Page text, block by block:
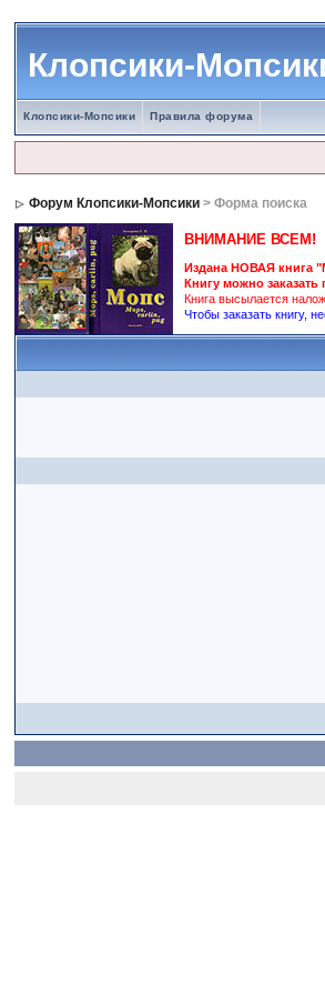
Клопсики-
Клопсики-Мопсики Правила форума
Форум Клопсики-Мопсики > Форма поиска
ВНИМАНИЕ ВСЕМ!
Издана НОВАЯ книга
Книгу можно
Книга высылается
Чтобы заказать книгу,